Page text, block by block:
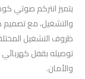
يتميز انتركم صوتي
والتشغيل، مع
ظروف التشغيل
توصيله بقفل
والأمان.